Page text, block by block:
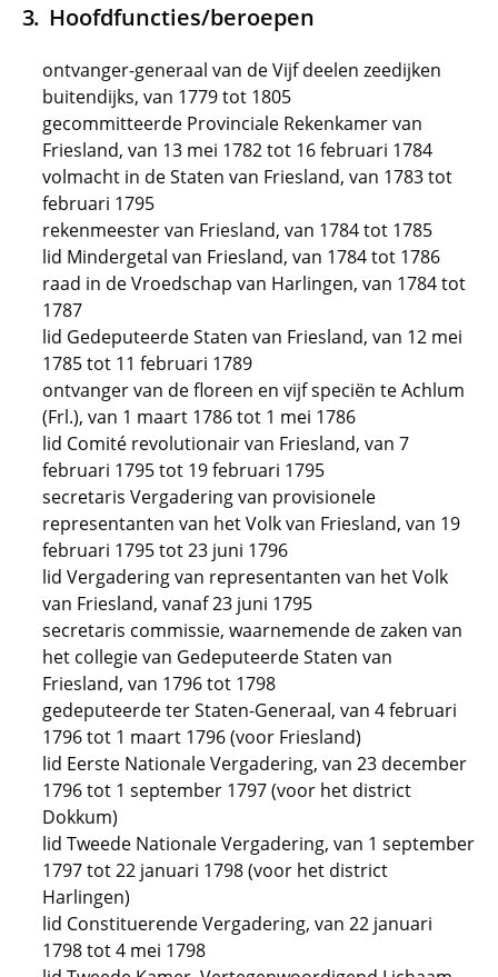
Hoofdfuncties/beroepen
ontvanger-generaal van de Vijf deelen zeedijken
buitendijks, van 1779 tot 1805
gecommitteerde Provinciale Rekenkamer van
Friesland, van 13 mei 1782 tot 16 februari 1784
volmacht in de Staten van Friesland, van 1783 tot
februari 1795
rekenmeester van Friesland, van 1784 tot 1785
lid Mindergetal van Friesland, van 1784 tot 1786
raad in de Vroedschap van Harlingen, van 1784 tot
1787
lid Gedeputeerde Staten van Friesland, van 12 mei
1785 tot 11 februari 1789
ontvanger van de floreen en vijf speciën te Achlum
(Frl.), van 1 maart 1786 tot 1 mei 1786
lid Comité revolutionair van Friesland, van 7
februari 1795 tot 19 februari 1795
secretaris Vergadering van provisionele
representanten van het Volk van Friesland, van 19
februari 1795 tot 23 juni 1796
lid Vergadering van representanten van het Volk
van Friesland, vanaf 23 juni 1795
secretaris commissie, waarnemende de zaken van
het collegie van Gedeputeerde Staten van
Friesland, van 1796 tot 1798
gedeputeerde ter Staten-Generaal, van 4 februari
1796 tot 1 maart 1796 (voor Friesland)
lid Eerste Nationale Vergadering, van 23 december
1796 tot 1 september 1797 (voor het district
Dokkum)
lid Tweede Nationale Vergadering, van 1 september
1797 tot 22 januari 1798 (voor het district
Harlingen)
lid Constituerende Vergadering, van 22 januari
1798 tot 4 mei 1798